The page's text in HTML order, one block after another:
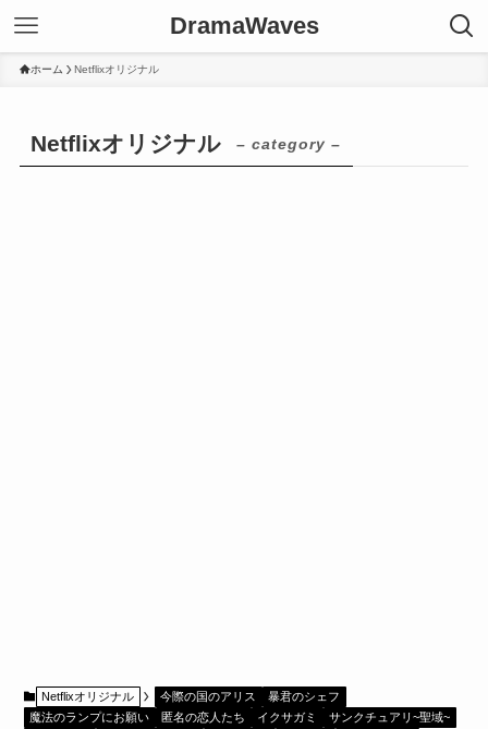
DramaWaves
ホーム Netflixオリジナル
Netflixオリジナル – category –
Netflixオリジナル 今際の国のアリス
暴君のシェフ
魔法のランプにお願い
匿名の恋人たち イクサガミ
サンクチュアリ~聖域~